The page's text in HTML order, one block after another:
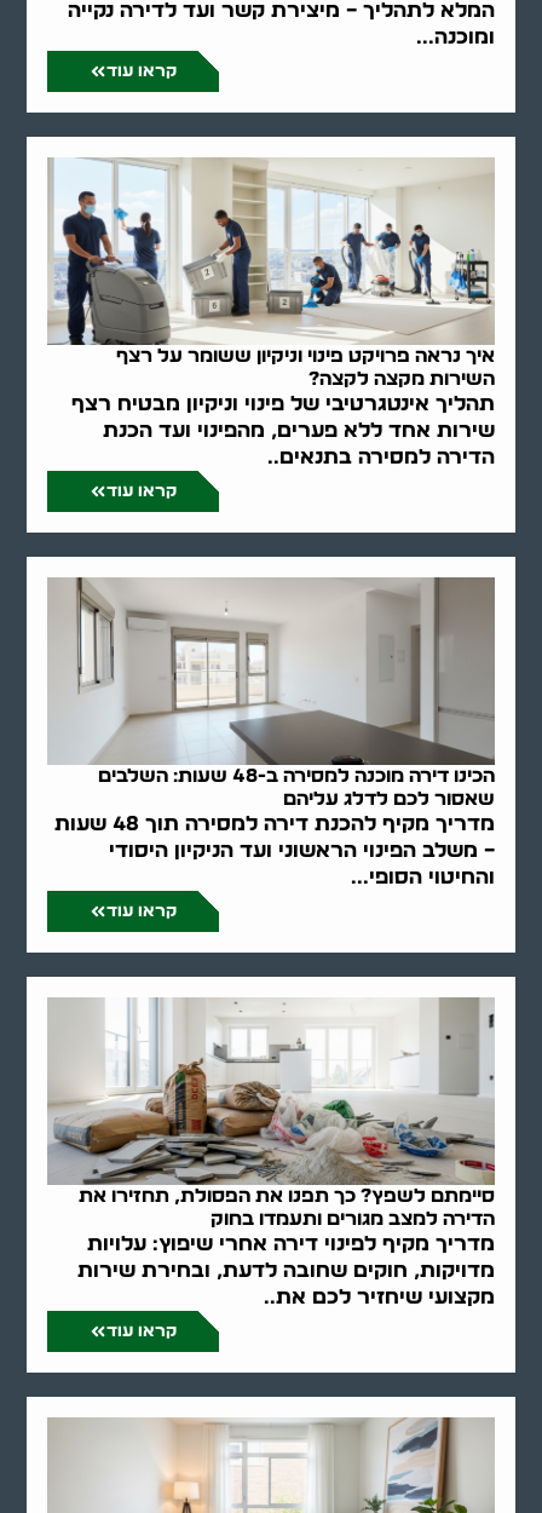
המלא לתהליך – מיצירת קשר ועד לדירה נקייה
ומוכנה...
קראו עוד
איך נראה פרויקט פינוי וניקיון ששומר על רצף
השירות מקצה לקצה?
תהליך אינטגרטיבי של פינוי וניקיון מבטיח רצף
שירות אחד ללא פערים, מהפינוי ועד הכנת
הדירה למסירה בתנאים..
קראו עוד
הכינו דירה מוכנה למסירה ב-48 שעות: השלבים
שאסור לכם לדלג עליהם
מדריך מקיף להכנת דירה למסירה תוך 48 שעות
– משלב הפינוי הראשוני ועד הניקיון היסודי
והחיטוי הסופי...
קראו עוד
סיימתם לשפץ? כך תפנו את הפסולת, תחזירו את
הדירה למצב מגורים ותעמדו בחוק
מדריך מקיף לפינוי דירה אחרי שיפוץ: עלויות
מדויקות, חוקים שחובה לדעת, ובחירת שירות
מקצועי שיחזיר לכם את..
קראו עוד